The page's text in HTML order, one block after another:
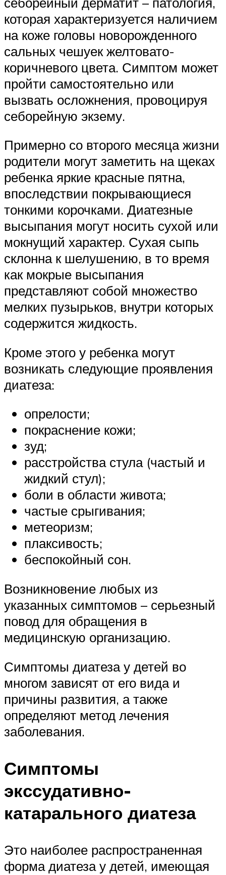
которая характеризуется наличием
на коже головы новорожденного
сальных чешуек желтовато-
коричневого цвета. Симптом может
пройти самостоятельно или
вызвать осложнения, провоцируя
себорейную экзему.
Примерно со второго месяца жизни
родители могут заметить на щеках
ребенка яркие красные пятна,
впоследствии покрывающиеся
тонкими корочками. Диатезные
высыпания могут носить сухой или
мокнущий характер. Сухая сыпь
склонна к шелушению, в то время
как мокрые высыпания
представляют собой множество
мелких пузырьков, внутри которых
содержится жидкость.
Кроме этого у ребенка могут
возникать следующие проявления
диатеза:
опрелости;
покраснение кожи;
зуд;
расстройства стула (частый и
жидкий стул);
боли в области живота;
частые срыгивания;
метеоризм;
плаксивость;
беспокойный сон.
Возникновение любых из
указанных симптомов – серьезный
повод для обращения в
медицинскую организацию.
Симптомы диатеза у детей во
многом зависят от его вида и
причины развития, а также
определяют метод лечения
заболевания.
Симптомы
экссудативно-
катарального диатеза
Это наиболее распространенная
форма диатеза у детей, имеющая